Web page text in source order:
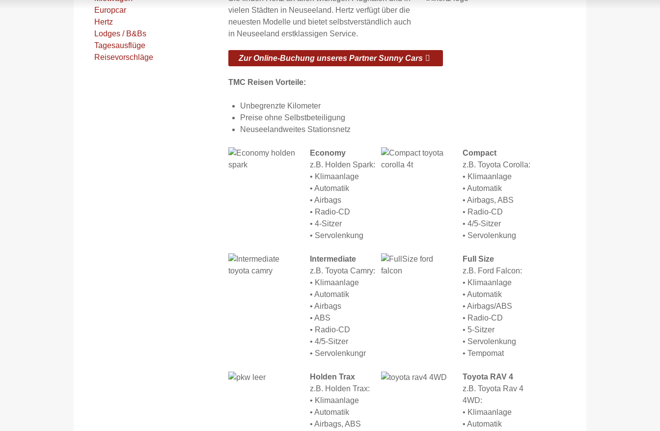
Europcar
Hertz
Lodges / B&Bs
Tagesausflüge
Reisevorschläge
vielen Städten in Neuseeland. Hertz verfügt über die
neuesten Modelle und bietet selbstverständlich auch
in Neuseeland erstklassigen Service.
Zur Online-Buchung unseres Partner Sunny Cars
TMC Reisen Vorteile:
Unbegrenzte Kilometer
Preise ohne Selbstbeteiligung
Neuseelandweites Stationsnetz
Economy
z.B. Holden Spark:
• Klimaanlage
• Automatik
• Airbags
• Radio-CD
• 4-Sitzer
• Servolenkung
Compact
z.B. Toyota Corolla:
• Klimaanlage
• Automatik
• Airbags, ABS
• Radio-CD
• 4/5-Sitzer
• Servolenkung
Intermediate
z.B. Toyota Camry:
• Klimaanlage
• Automatik
• Airbags
• ABS
• Radio-CD
• 4/5-Sitzer
• Servolenkungr
Full Size
z.B. Ford Falcon:
• Klimaanlage
• Automatik
• Airbags/ABS
• Radio-CD
• 5-Sitzer
• Servolenkung
• Tempomat
Holden Trax
z.B. Holden Trax:
• Klimaanlage
• Automatik
• Airbags, ABS
Toyota RAV 4
z.B. Toyota Rav 4
4WD:
• Klimaanlage
• Automatik